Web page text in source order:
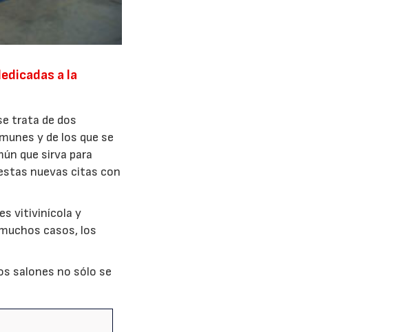
a la
trata de dos
y de los que se
que sirva para
nuevas citas con
vitivinícola y
casos, los
salones no sólo se